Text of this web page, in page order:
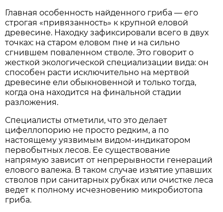
Главная особенность найденного гриба — его
строгая «привязанность» к крупной еловой
древесине. Находку зафиксировали всего в двух
точках: на старом еловом пне и на сильно
сгнившем поваленном стволе. Это говорит о
жесткой экологической специализации вида: он
способен расти исключительно на мертвой
древесине ели обыкновенной и только тогда,
когда она находится на финальной стадии
разложения.
Специалисты отметили, что это делает
цифеллопорию не просто редким, а по
настоящему уязвимым видом-индикатором
первобытных лесов. Ее существование
напрямую зависит от непрерывности генераций
елового валежа. В таком случае изъятие упавших
стволов при санитарных рубках или очистке леса
ведет к полному исчезновению микробиотопа
гриба.